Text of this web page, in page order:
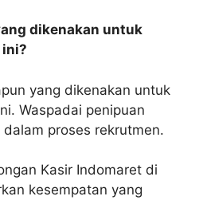
dikenakan untuk
ini?
yang dikenakan untuk
Waspadai penipuan
proses rekrutmen.
Kasir Indomaret di
kesempatan yang